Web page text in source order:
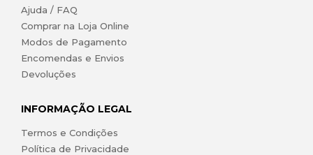
Ajuda / FAQ
Comprar na Loja Online
Modos de Pagamento
Encomendas e Envios
Devoluções
INFORMAÇÃO LEGAL
Termos e Condições
Política de Privacidade